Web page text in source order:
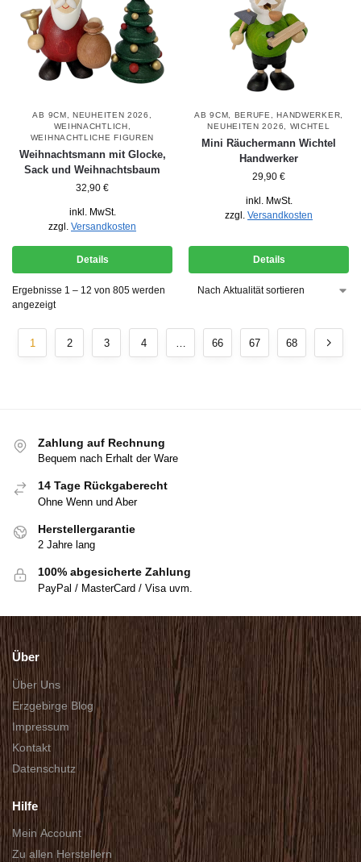
AB 9CM ,NEUHEITEN 2026
WEIHNACHTLICH
WEIHNACHTLICHE FIGUREN
Weihnachtsmann mit Glocke,
Sack und Weihnachtsbaum
32,90 €
inkl. MwSt.
zzgl. Versandkosten
Details
AB 9CM BERUFE ,HANDWERKER
NEUHEITEN 2026
WICHTEL
Mini Räuchermann Wichtel
Handwerker
29,90 €
inkl. MwSt.
zzgl. Versandkosten
Details
Ergebnisse 1 – 12 von 805 werden
angezeigt
1 2 3 4 … 66 67 68
Zahlung auf Rechnung
Bequem nach Erhalt der Ware
14 Tage Rückgaberecht
Ohne Wenn und Aber
Herstellergarantie
2 Jahre lang
100% abgesicherte Zahlung
PayPal / MasterCard / Visa uvm.
Über
Über Uns
Erzgebirge Blog
Impressum
Kontakt
Datenschutz
Hilfe
Mein Account
Zu allen Herstellern